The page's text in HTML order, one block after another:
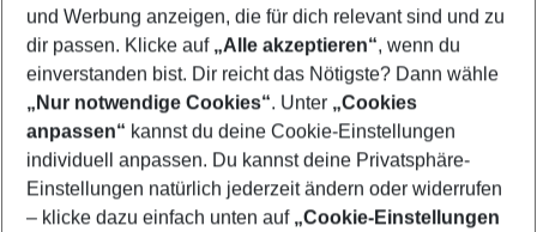
Footer
Footer navigation
Über uns
AGB
und Werbung anzeigen, die für dich relevant sind und zu
dir passen. Klicke auf „Alle akzeptieren“, wenn du
einverstanden bist. Dir reicht das Nötigste? Dann wähle
„Nur notwendige Cookies“. Unter „Cookies
anpassen“ kannst du deine Cookie-Einstellungen
individuell anpassen. Du kannst deine Privatsphäre-
Einstellungen natürlich jederzeit ändern oder widerrufen
– klicke dazu einfach unten auf „Cookie-Einstellungen